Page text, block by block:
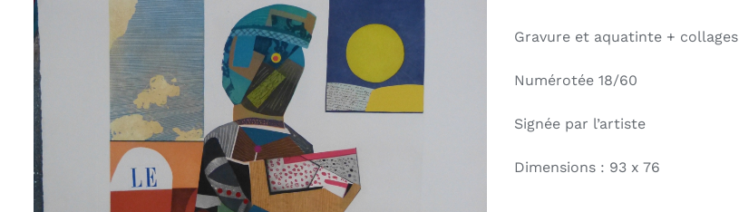
Gravure et aquatinte + collages
Numérotée 18/60
Signée par l’artiste
Dimensions : 93 x 76